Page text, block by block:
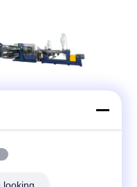
示
機械PPは平らな
を録音する